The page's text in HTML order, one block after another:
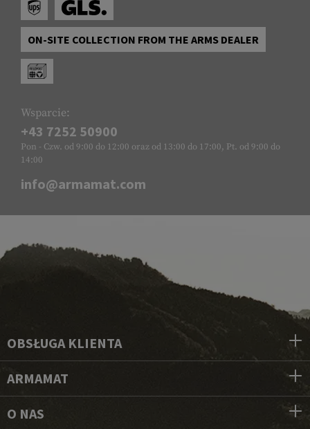
ON-SITE COLLECTION FROM THE ARMS DEALER
Wsparcie:
+43 7252 50900
Pon - Czw. od 9:00 do 12:00 oraz od 13:00 do 17:00, Pt. od 9:00 do
14:00
info@armamat.com
OBSŁUGA KLIENTA
ARMAMAT
O NAS